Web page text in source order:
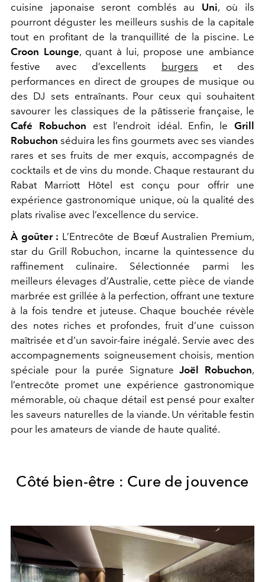
cuisine japonaise seront comblés au Uni, où ils
pourront déguster les meilleurs sushis de la capitale
tout en profitant de la tranquillité de la piscine. Le
Croon Lounge, quant à lui, propose une ambiance
festive avec d’excellents burgers et des
performances en direct de groupes de musique ou
des DJ sets entraînants. Pour ceux qui souhaitent
savourer les classiques de la pâtisserie française, le
Café Robuchon est l’endroit idéal. Enfin, leGrill
Robuchon séduira les fins gourmets avec ses viandes
rares et ses fruits de mer exquis, accompagnés de
cocktails et de vins du monde. Chaque restaurant du
Rabat Marriott Hôtel est conçu pour offrir une
expérience gastronomique unique, où la qualité des
plats rivalise avec l’excellence du service.
À goûter : L’Entrecôte de Bœuf Australien Premium,
star du Grill Robuchon, incarne la quintessence du
raffinement culinaire. Sélectionnée parmi les
meilleurs élevages d’Australie, cette pièce de viande
marbrée est grillée à la perfection, offrant une texture
à la fois tendre et juteuse. Chaque bouchée révèle
des notes riches et profondes, fruit d’une cuisson
maîtrisée et d’un savoir-faire inégalé. Servie avec des
accompagnements soigneusement choisis, mention
spéciale pour la purée SignatureJoël Robuchon,
l’entrecôte promet une expérience gastronomique
mémorable, où chaque détail est pensé pour exalter
les saveurs naturelles de la viande. Un véritable festin
pour les amateurs de viande de haute qualité.
Côté bien-être : Cure de jouvence